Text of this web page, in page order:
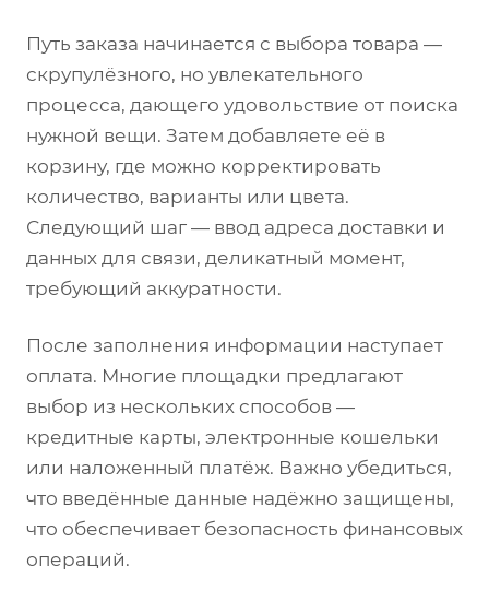
Путь заказа начинается с выбора товара —
скрупулёзного, но увлекательного
процесса, дающего удовольствие от поиска
нужной вещи. Затем добавляете её в
корзину, где можно корректировать
количество, варианты или цвета.
Следующий шаг — ввод адреса доставки и
данных для связи, деликатный момент,
требующий аккуратности.
После заполнения информации наступает
оплата. Многие площадки предлагают
выбор из нескольких способов —
кредитные карты, электронные кошельки
или наложенный платёж. Важно убедиться,
что введённые данные надёжно защищены,
что обеспечивает безопасность финансовых
операций.